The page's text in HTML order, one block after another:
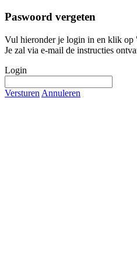
Paswoord vergeten
Vul hieronder je login in en klik op
Je zal via e-mail de instructies
Login
Versturen Annuleren